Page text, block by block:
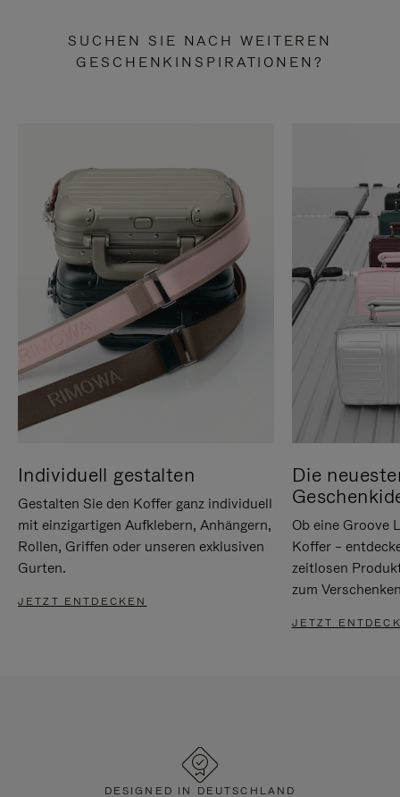
SUCHEN SIE NACH WEITEREN
GESCHENKINSPIRATIONEN?
Individuell gestalten
Gestalten Sie den Koffer ganz individuell
mit einzigartigen Aufklebern, Anhängern,
Rollen, Griffen oder unseren exklusiven
Gurten.
JETZT ENTDECKEN
Die
Ob eine Groove
Koffer –
zeitlosen
zum
JETZT
DESIGNED IN DEUTSCHLAND